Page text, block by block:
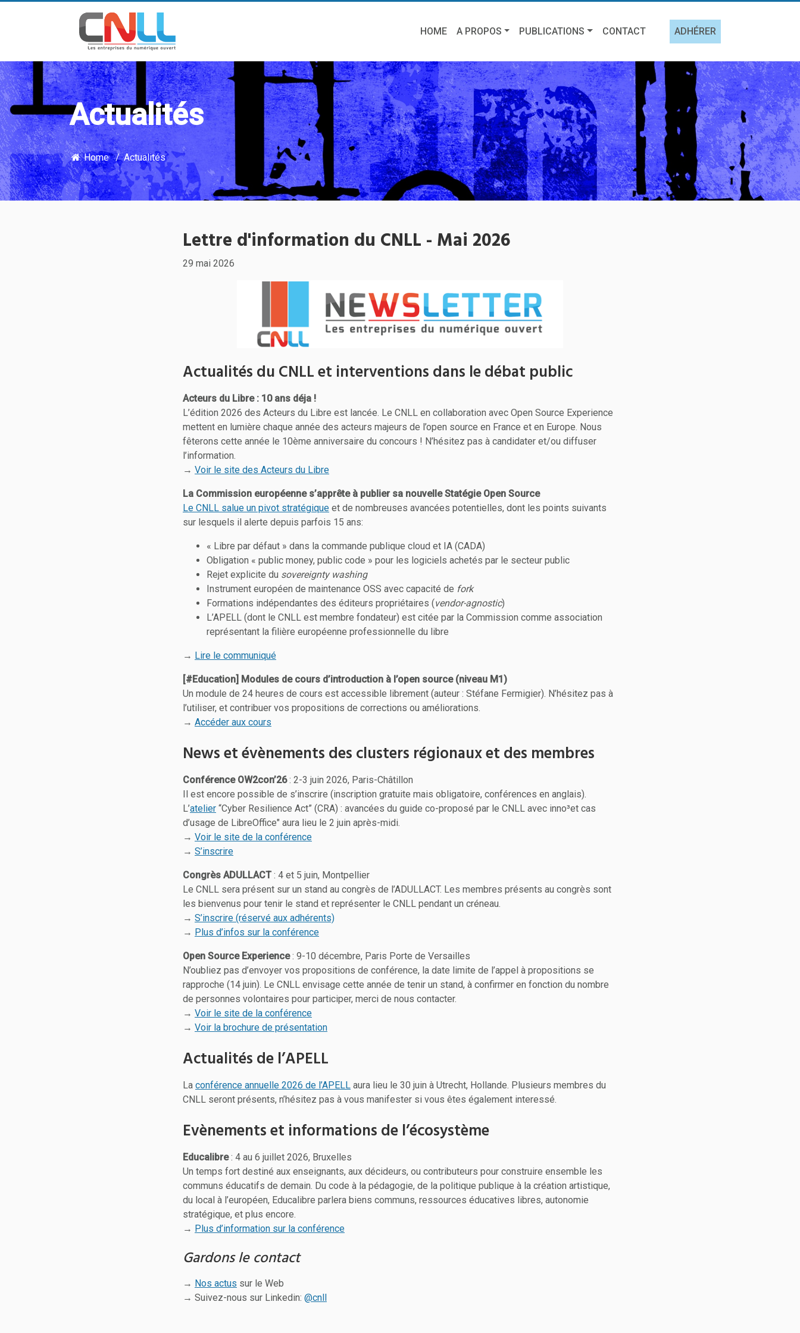
HOME A PROPOS PUBLICATIONS CONTACT ADHÉRER
Actualités
Home Actualités
Lettre d'information du CNLL - Mai 2026
29 mai 2026
Actualités du CNLL et interventions dans le débat public
Acteurs du Libre : 10 ans déja !
L’édition 2026 des Acteurs du Libre est lancée. Le CNLL en collaboration avec Open Source Experience
mettent en lumière chaque année des acteurs majeurs de l’open source en France et en Europe. Nous
fêterons cette année le 10ème anniversaire du concours ! N’hésitez pas à candidater et/ou diffuser
l’information.
→ Voir le site des Acteurs du Libre
La Commission européenne s’apprête à publier sa nouvelle Statégie Open Source
Le CNLL salue un pivot stratégique et de nombreuses avancées potentielles, dont les points suivants
sur lesquels il alerte depuis parfois 15 ans:
« Libre par défaut » dans la commande publique cloud et IA (CADA)
Obligation « public money, public code » pour les logiciels achetés par le secteur public
Rejet explicite du sovereignty washing
Instrument européen de maintenance OSS avec capacité de fork
Formations indépendantes des éditeurs propriétaires (vendor-agnostic)
L’APELL (dont le CNLL est membre fondateur) est citée par la Commission comme association
représentant la filière européenne professionnelle du libre
→ Lire le communiqué
[#Education] Modules de cours d’introduction à l’open source (niveau M1)
Un module de 24 heures de cours est accessible librement (auteur : Stéfane Fermigier). N’hésitez pas à
l’utiliser, et contribuer vos propositions de corrections ou améliorations.
→ Accéder aux cours
News et évènements des clusters régionaux et des membres
Conférence OW2con’26: 2-3 juin 2026, Paris-Châtillon
Il est encore possible de s’inscrire (inscription gratuite mais obligatoire, conférences en anglais).
L’atelier “Cyber Resilience Act” (CRA) : avancées du guide co-proposé par le CNLL avec inno³et cas
d’usage de LibreOffice" aura lieu le 2 juin après-midi.
→ Voir le site de la conférence
→ S’inscrire
Congrès ADULLACT: 4 et 5 juin, Montpellier
Le CNLL sera présent sur un stand au congrès de l’ADULLACT. Les membres présents au congrès sont
les bienvenus pour tenir le stand et représenter le CNLL pendant un créneau.
→ S’inscrire (réservé aux adhérents)
→ Plus d’infos sur la conférence
Open Source Experience: 9-10 décembre, Paris Porte de Versailles
N’oubliez pas d’envoyer vos propositions de conférence, la date limite de l’appel à propositions se
rapproche (14 juin). Le CNLL envisage cette année de tenir un stand, à confirmer en fonction du nombre
de personnes volontaires pour participer, merci de nous contacter.
→ Voir le site de la conférence
→ Voir la brochure de présentation
Actualités de l’APELL
La conférence annuelle 2026 de l’APELL aura lieu le 30 juin à Utrecht, Hollande. Plusieurs membres du
CNLL seront présents, n’hésitez pas à vous manifester si vous êtes également interessé.
Evènements et informations de l’écosystème
Educalibre: 4 au 6 juillet 2026, Bruxelles
Un temps fort destiné aux enseignants, aux décideurs, ou contributeurs pour construire ensemble les
communs éducatifs de demain. Du code à la pédagogie, de la politique publique à la création artistique,
du local à l’européen, Educalibre parlera biens communs, ressources éducatives libres, autonomie
stratégique, et plus encore.
→ Plus d’information sur la conférence
Gardons le contact
→ Nos actus sur le Web
→ Suivez-nous sur Linkedin: @cnll